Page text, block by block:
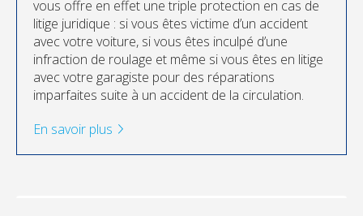
vous offre en effet une triple protection en cas de
litige juridique : si vous êtes victime d’un accident
avec votre voiture, si vous êtes inculpé d’une
infraction de roulage et même si vous êtes en litige
avec votre garagiste pour des réparations
imparfaites suite à un accident de la circulation.
En savoir plus